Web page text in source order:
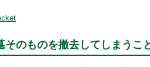
そのものを撤去してしまうこ